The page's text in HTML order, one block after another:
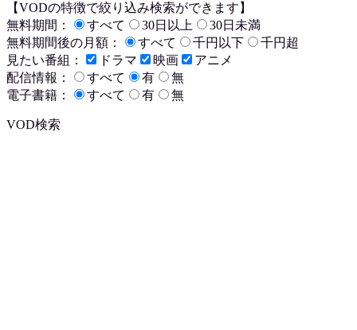
【VODの特徴で絞り込み検索ができます】
無料期間：
すべて 30日以上
30日未満
無料期間後の月額：
すべて 千円以下
千円超
見たい番組：
ドラマ 映画
アニメ
配信情報：
すべて 有
無
電子書籍：
すべて 有 無
VOD検索